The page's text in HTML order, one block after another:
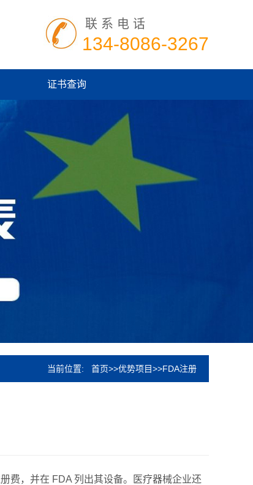
联系电话
134-8086-3267
证书查询
当前位置: 首页>>优势项目>>FDA注册
费，并在 FDA 列出其设备。医疗器械企业还